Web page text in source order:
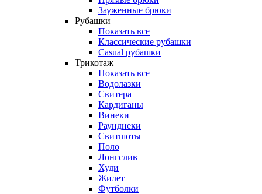
Зауженные брюки
Рубашки
Показать все
Классические рубашки
Casual рубашки
Трикотаж
Показать все
Водолазки
Свитера
Кардиганы
Винеки
Раунднеки
Свитшоты
Поло
Лонгслив
Худи
Жилет
Футболки